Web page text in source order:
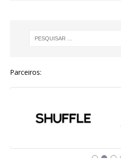
Parceiros: